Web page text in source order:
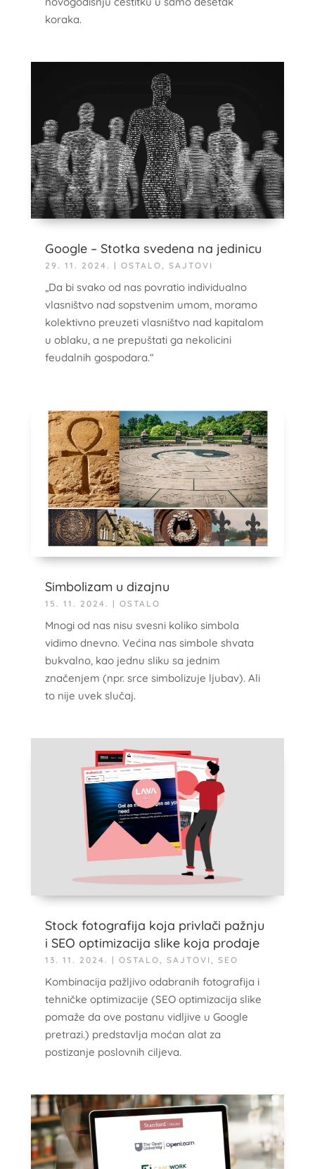
koraka.
Google – Stotka svedena na jedinicu
29. 11. 2024. | OSTALO SAJTOVI
„Da bi svako od nas povratio individualno
vlasništvo nad sopstvenim umom, moramo
kolektivno preuzeti vlasništvo nad kapitalom
u oblaku, a ne prepuštati ga nekolicini
feudalnih gospodara.“
Simbolizam u dizajnu
15. 11. 2024. | OSTALO
Mnogi od nas nisu svesni koliko simbola
vidimo dnevno. Većina nas simbole shvata
bukvalno, kao jednu sliku sa jednim
značenjem (npr. srce simbolizuje ljubav). Ali
to nije uvek slučaj.
Stock fotografija koja privlači pažnju
i SEO optimizacija slike koja prodaje
13. 11. 2024. | OSTALO SAJTOVI SEO
Kombinacija pažljivo odabranih fotografija i
tehničke optimizacije (SEO optimizacija slike
pomaže da ove postanu vidljive u Google
pretrazi.) predstavlja moćan alat za
postizanje poslovnih ciljeva.